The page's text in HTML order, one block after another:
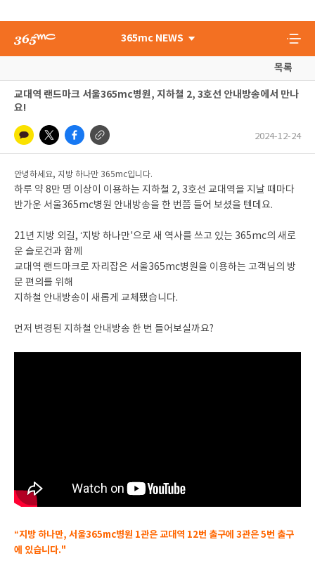
365mc NEWS
목록
교대역 랜드마크 서울365mc병원, 지하철 2, 3호선 안내방송에서 만나
요!
2024-12-24
안녕하세요, 지방 하나만 365mc입니다.
하루 약 8만 명 이상이 이용하는 지하철 2, 3호선 교대역을 지날 때마다
반가운 서울365mc병원 안내방송을 한 번쯤 들어 보셨을 텐데요.
21년 지방 외길, ‘지방 하나만'으로 새 역사를 쓰고 있는 365mc의 새로
운 슬로건과 함께
교대역 랜드마크로 자리잡은 서울365mc병원을 이용하는 고객님의 방
문 편의를 위해
지하철 안내방송이 새롭게 교체됐습니다.
먼저 변경된 지하철 안내방송 한 번 들어보실까요?
“지방 하나만, 서울365mc병원 1관은 교대역 12번 출구에 3관은 5번 출구
에 있습니다."